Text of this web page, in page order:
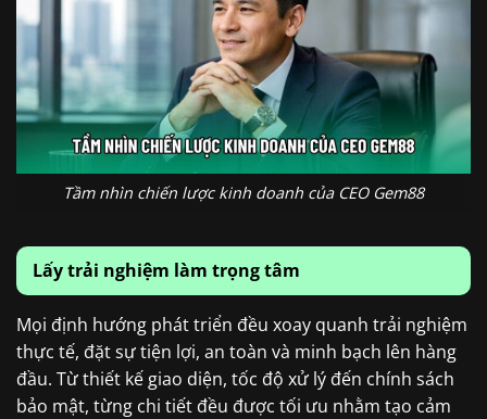
Tầm nhìn chiến lược kinh doanh của CEO Gem88
Lấy trải nghiệm làm trọng tâm
Mọi định hướng phát triển đều xoay quanh trải nghiệm
thực tế, đặt sự tiện lợi, an toàn và minh bạch lên hàng
đầu. Từ thiết kế giao diện, tốc độ xử lý đến chính sách
bảo mật, từng chi tiết đều được tối ưu nhằm tạo cảm